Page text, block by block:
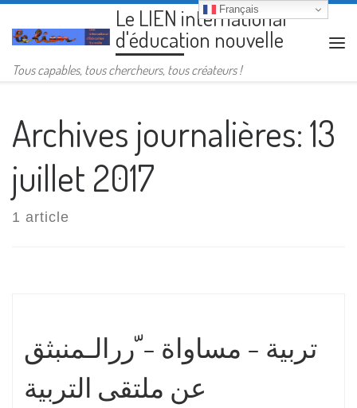
Passer au contenuLe LIEN international
d'éducation nouvelle
Tous capables, tous chercheurs, tous créateurs !
Archives journalières:13
juillet 2017
1 article
تربية – مساواة – ّررالـمنبثق
عن ملتقى التربية
Français